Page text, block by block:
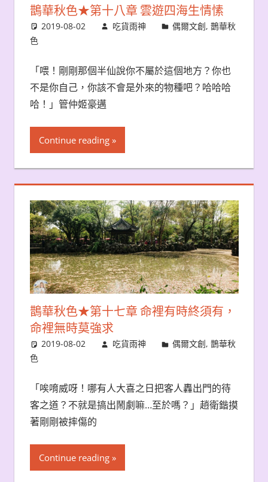
鵲華秋色★第十八章 雲遊四海生情愫
2019-08-02 吃貨雨神 偶爾文創,鵲華秋
色
「喂！剛剛那個半仙說你不屬於這個地方？你也
不是你自己，你該不會是外來的物種吧？哈哈哈
哈！」管仲姬豪邁
Continue reading
鵲華秋色★第十七章 命裡有時終須有，
命裡無時莫強求
2019-08-02 吃貨雨神 偶爾文創,鵲華秋
色
「唉唷威呀！哪有人大喜之日把客人轟出門的待
客之道？不就是搞出鬧劇嘛…至於嗎？」趙衛鍇摸
著剛剛被摔傷的
Continue reading